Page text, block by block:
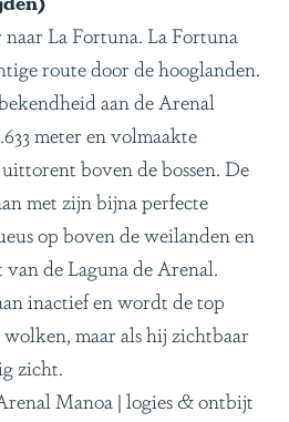
La Fortuna. La Fortuna
route door de hooglanden.
aan de Arenal
meter en volmaakte
boven de bossen. De
met zijn bijna perfecte
op boven de weilanden en
van de Laguna de Arenal.
inactief en wordt de top
maar als hij zichtbaar
zicht.
Manoa | logies & ontbijt